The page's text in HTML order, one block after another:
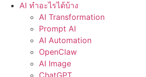
AI ทำอะไรได้บ้าง
AI Transformation
Prompt AI
AI Automation
OpenClaw
AI Image
ChatGPT